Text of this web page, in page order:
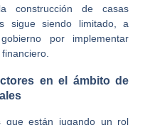
construcción de casas
sigue siendo limitado, a
por implementar
en el ámbito de
que están jugando un rol